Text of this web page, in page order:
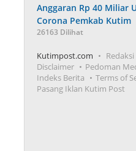
Anggaran Rp 40 Miliar
Corona Pemkab Kutim
26163 Dilihat
Kutimpost.com Redaksi
Disclaimer
Pedoman
Indeks Berita
Terms of
Pasang Iklan Kutim Post